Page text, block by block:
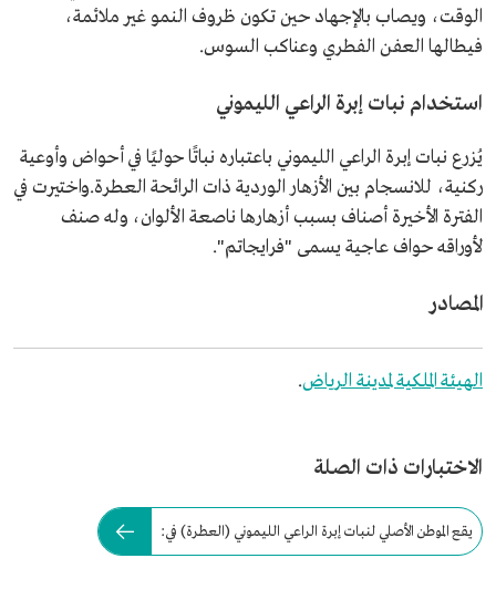
الوقت، ويصاب بالإجهاد حين تكون ظروف النمو غير ملائمة،
فيطالها العفن الفطري وعناكب السوس.
استخدام نبات إبرة الراعي الليموني
يُزرع نبات إبرة الراعي الليموني باعتباره نباتًا حوليًا في أحواض وأوعية
ركنية، للانسجام بين الأزهار الوردية ذات الرائحة العطرة.واختيرت في
الفترة الأخيرة أصناف بسبب أزهارها ناصعة الألوان، وله صنف
لأوراقه حواف عاجية يسمى "فرايجاتم".
المصادر
الهيئة الملكية لمدينة الرياض.
الاختبارات ذات الصلة
يقع الموطن الأصلي لنبات إبرة الراعي الليموني (العطرة) في: